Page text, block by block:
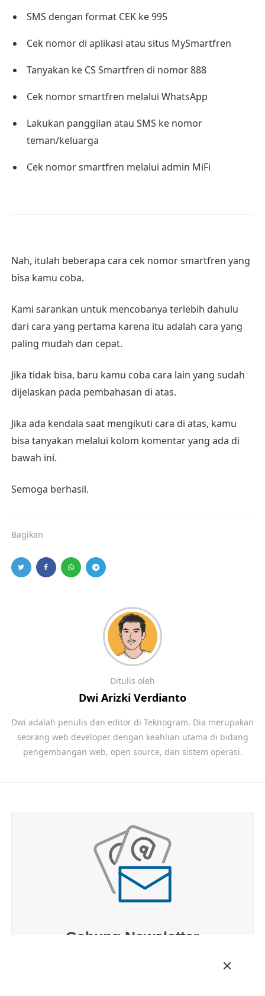
SMS dengan format CEK ke 995
Cek nomor di aplikasi atau situs MySmartfren
Tanyakan ke CS Smartfren di nomor 888
Cek nomor smartfren melalui WhatsApp
Lakukan panggilan atau SMS ke nomor
teman/keluarga
Cek nomor smartfren melalui admin MiFi
Nah, itulah beberapa cara cek nomor smartfren yang
bisa kamu coba.
Kami sarankan untuk mencobanya terlebih dahulu
dari cara yang pertama karena itu adalah cara yang
paling mudah dan cepat.
Jika tidak bisa, baru kamu coba cara lain yang sudah
dijelaskan pada pembahasan di atas.
Jika ada kendala saat mengikuti cara di atas, kamu
bisa tanyakan melalui kolom komentar yang ada di
bawah ini.
Semoga berhasil.
Bagikan
Ditulis oleh
Dwi Arizki Verdianto
Dwi adalah penulis dan editor di Teknogram. Dia merupakan
seorang web developer dengan keahlian utama di bidang
pengembangan web, open source, dan sistem operasi.
Gabung Newsletter
Dapatkan berita dan informasi terbaru seputar